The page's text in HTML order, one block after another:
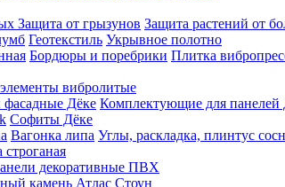
Защита от грызунов Защита растений от
Геотекстиль Укрывное полотно
Бордюры и поребрики Плитка
вибролитые
Дёке Комплектующие для панелей
Софиты Дёке
Вагонка липа Углы, раскладка, плинтус
строганая
декоративные ПВХ
камень Атлас Стоун